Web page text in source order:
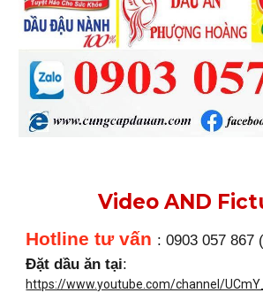
Video AND
Hotline tư vấn : 0903 057 867
Đặt dầu ăn tại:
https://www.youtube.com/channel/